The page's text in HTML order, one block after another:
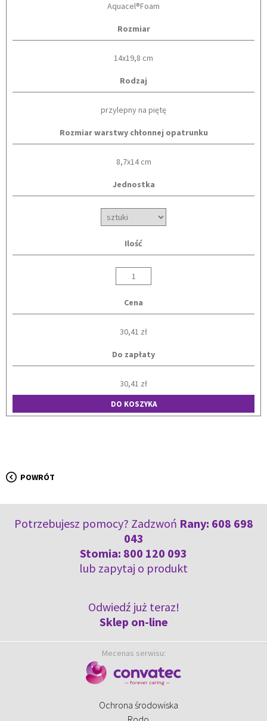
Aquacel®Foam
Rozmiar
14x19,8 cm
Rodzaj
przylepny na piętę
Rozmiar warstwy chłonnej opatrunku
8,7x14 cm
Jednostka
Ilość
Cena
30,41 zł
Do zapłaty
30,41 zł
DO KOSZYKA
POWRÓT
Potrzebujesz pomocy? Zadzwoń Rany: 608 698
043
Stomia: 800 120 093
lub zapytaj o produkt
Odwiedź już teraz!
Sklep on-line
Mecenas serwisu:
Ochrona środowiska